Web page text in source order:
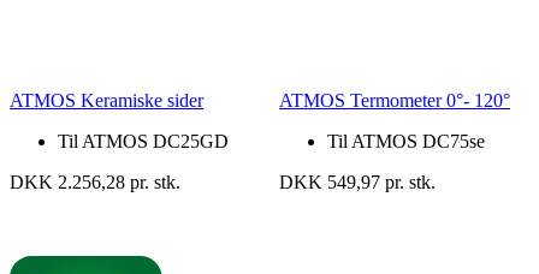
ATMOS Keramiske sider
Til ATMOS DC25GD
DKK 2.256,28 pr. stk.
ATMOS Termometer 0°- 120°
Til ATMOS DC75se
DKK 549,97 pr. stk.